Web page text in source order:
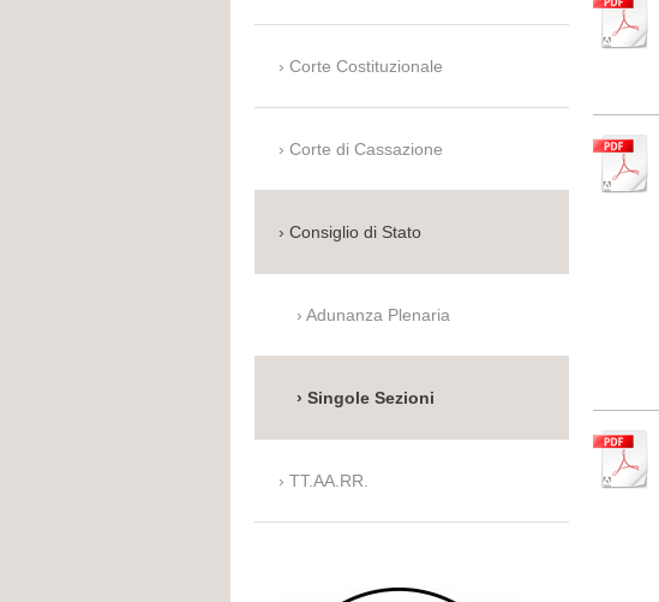
Corte Costituzionale
Corte di Cassazione
Consiglio di Stato
Adunanza Plenaria
Singole Sezioni
TT.AA.RR.